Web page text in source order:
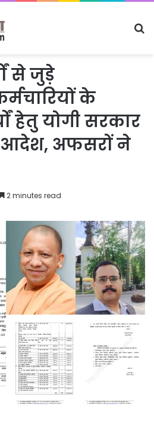
से जुड़े
के
हेतु योगी सरकार
आदेश, अफसरों ने
2 minutes read